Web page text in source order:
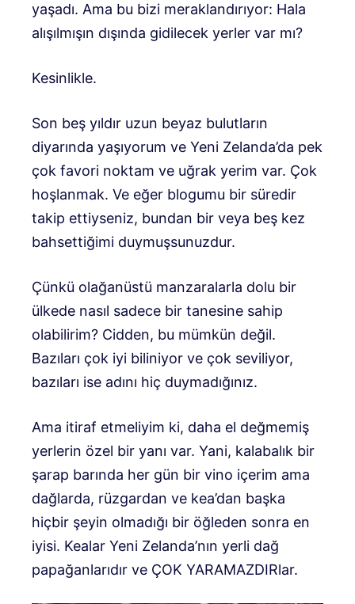
yaşadı. Ama bu bizi meraklandırıyor: Hala
alışılmışın dışında gidilecek yerler var mı?
Kesinlikle.
Son beş yıldır uzun beyaz bulutların
diyarında yaşıyorum ve Yeni Zelanda’da pek
çok favori noktam ve uğrak yerim var. Çok
hoşlanmak. Ve eğer blogumu bir süredir
takip ettiyseniz, bundan bir veya beş kez
bahsettiğimi duymuşsunuzdur.
Çünkü olağanüstü manzaralarla dolu bir
ülkede nasıl sadece bir tanesine sahip
olabilirim? Cidden, bu mümkün değil.
Bazıları çok iyi biliniyor ve çok seviliyor,
bazıları ise adını hiç duymadığınız.
Ama itiraf etmeliyim ki, daha el değmemiş
yerlerin özel bir yanı var. Yani, kalabalık bir
şarap barında her gün bir vino içerim ama
dağlarda, rüzgardan ve kea’dan başka
hiçbir şeyin olmadığı bir öğleden sonra en
iyisi. Kealar Yeni Zelanda’nın yerli dağ
papağanlarıdır ve ÇOK YARAMAZDIRlar.